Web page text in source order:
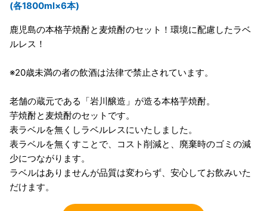
(各1800ml×6本)
鹿児島の本格芋焼酎と麦焼酎のセット！環境に配慮したラベ
ルレス！
※20歳未満の者の飲酒は法律で禁止されています。
老舗の蔵元である「岩川醸造」が造る本格芋焼酎。
芋焼酎と麦焼酎のセットです。
表ラベルを無くしラベルレスにいたしました。
表ラベルを無くすことで、コスト削減と、廃棄時のゴミの減
少につながります。
ラベルはありませんが品質は変わらず、安心してお飲みいた
だけます。